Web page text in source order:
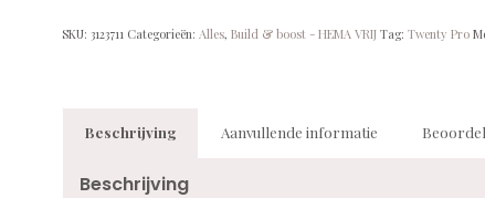
SKU: 3123711 Categorieën: Alles, Build & boost - HEMA VRIJ Tag: Twenty Pro
Beschrijving Aanvullende informatie
Beschrijving